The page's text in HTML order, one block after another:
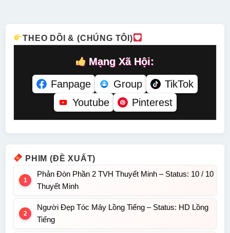
THEO DÕI & (CHÚNG TÔI)
Mạng Xã Hội:
Fanpage
Group
TikTok
Youtube
Pinterest
PHIM (ĐỀ XUẤT)
Phản Đòn Phần 2 TVH Thuyết Minh – Status: 10 / 10
Thuyết Minh
Người Đẹp Tóc Mây Lồng Tiếng – Status: HD Lồng
Tiếng